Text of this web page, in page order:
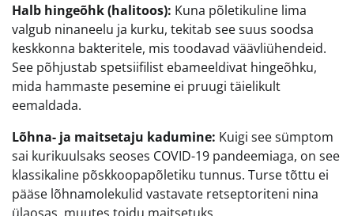
Halb hingeõhk (halitoos): Kuna põletikuline lima
valgub ninaneelu ja kurku, tekitab see suus soodsa
keskkonna bakteritele, mis toodavad väävliühendeid.
See põhjustab spetsiifilist ebameeldivat hingeõhku,
mida hammaste pesemine ei pruugi täielikult
eemaldada.
Lõhna- ja maitsetaju kadumine: Kuigi see sümptom
sai kurikuulsaks seoses COVID-19 pandeemiaga, on see
klassikaline põskkoopapõletiku tunnus. Turse tõttu ei
pääse lõhnamolekulid vastavate retseptoriteni nina
ülaosas, muutes toidu maitsetuks.